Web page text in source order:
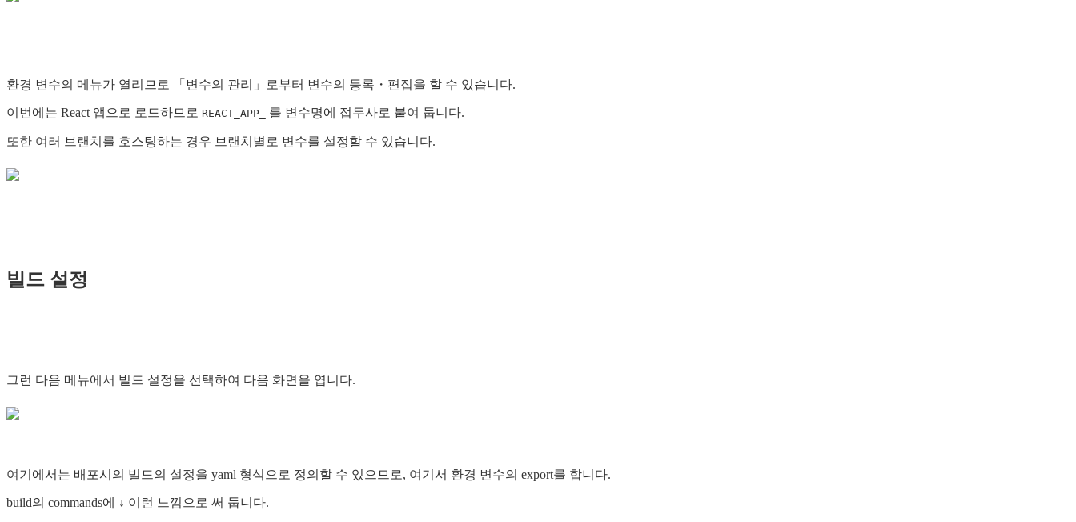
환경 변수의 메뉴가 열리므로 「변수의 관리」로부터 변수의 등록・편집을 할 수 있습니다.
이번에는 React 앱으로 로드하므로 REACT_APP_ 를 변수명에 접두사로 붙여 둡니다.
또한 여러 브랜치를 호스팅하는 경우 브랜치별로 변수를 설정할 수 있습니다.
빌드 설정
그런 다음 메뉴에서 빌드 설정을 선택하여 다음 화면을 엽니다.
여기에서는 배포시의 빌드의 설정을 yaml 형식으로 정의할 수 있으므로, 여기서 환경 변수의 export를 합니다.
build의 commands에 ↓ 이런 느낌으로 써 둡니다.